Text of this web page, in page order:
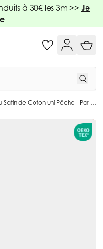
à 30€ les 3m >> Je
Tissu Satin de Coton uni Pêche - Par 10 cm